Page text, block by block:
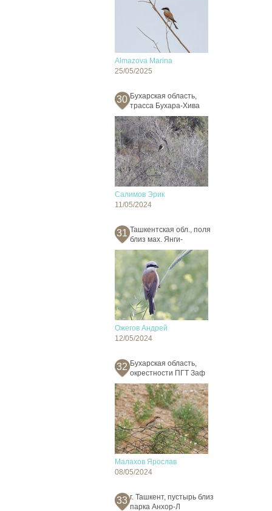
Almazova Marina
25/05/2025
30 Бухарская область,
трасса Бухара-Хива
Салимов Эрик
11/05/2024
31 Ташкентская обл., поля
близ мах. Янги-
Ожегов Андрей
12/05/2024
32 Бухарская область,
окрестности ПГТ Заф
Малахов Ярослав
08/05/2024
33 г. Ташкент, пустырь близ
парка Анхор-Л